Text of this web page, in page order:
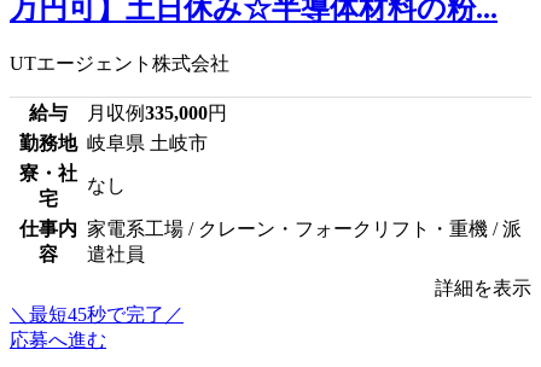
万円可】土日休み☆半導体材料の粉...
UTエージェント株式会社
給与 月収例335,000円
勤務地 岐阜県 土岐市
寮・社
宅
なし
仕事内
容
家電系工場 / クレーン・フォークリフト・重機 / 派
遣社員
詳細を表示
＼最短45秒で完了／
応募へ進む